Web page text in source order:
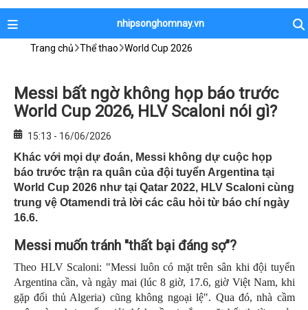
nhipsonghomnay.vn
Trang chủ Thể thao World Cup 2026
Messi bất ngờ không họp báo trước
World Cup 2026, HLV Scaloni nói gì?
15:13 - 16/06/2026
Khác với mọi dự đoán, Messi không dự cuộc họp
báo trước trận ra quân của đội tuyển Argentina tại
World Cup 2026 như tại Qatar 2022, HLV Scaloni cùng
trung vệ Otamendi trả lời các câu hỏi từ báo chí ngày
16.6.
Messi muốn tránh "thất bại đáng sợ"?
Theo HLV Scaloni: "Messi luôn có mặt trên sân khi đội tuyển
Argentina cần, và ngày mai (lúc 8 giờ, 17.6, giờ Việt Nam, khi
gặp đối thủ Algeria) cũng không ngoại lệ". Qua đó, nhà cầm